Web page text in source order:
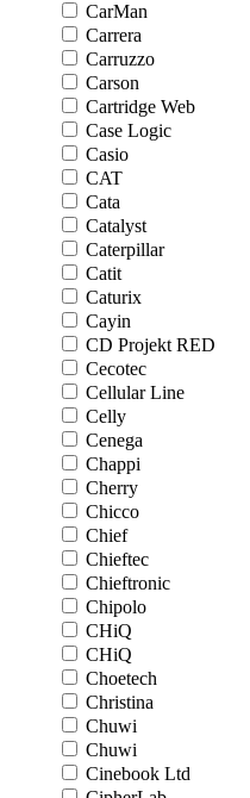
CarMan
Carrera
Carruzzo
Carson
Cartridge Web
Case Logic
Casio
CAT
Cata
Catalyst
Caterpillar
Catit
Caturix
Cayin
CD Projekt RED
Cecotec
Cellular Line
Celly
Cenega
Chappi
Cherry
Chicco
Chief
Chieftec
Chieftronic
Chipolo
CHiQ
CHiQ
Choetech
Christina
Chuwi
Chuwi
Cinebook Ltd